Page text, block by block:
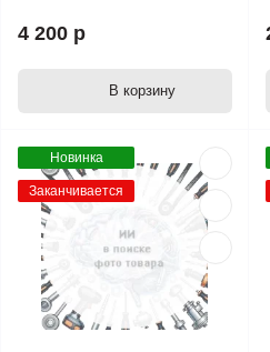
4 200 р
В корзину
Новинка
Заканчивается